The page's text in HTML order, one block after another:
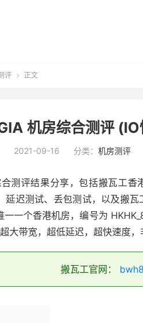
评  正文
机房综合测评
2021-09-16 分类： 机房测评
测评结果分享，包括搬瓦工
延迟测试、丢包测试，以及搬
一个香港机房，编号为
大带宽，超低延迟，超快速度，
搬瓦工官网：